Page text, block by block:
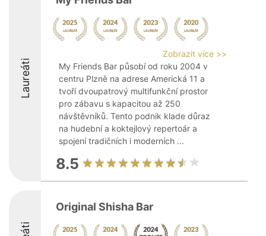
Laureáti
Zobrazit více >>
My Friends Bar působí od roku 2004 v
centru Plzně na adrese Americká 11 a
tvoří dvoupatrový multifunkční prostor
pro zábavu s kapacitou až 250
návštěvníků. Tento podnik klade důraz
na hudební a koktejlový repertoár a
spojení tradičních i moderních ...
8.5
Original Shisha Bar